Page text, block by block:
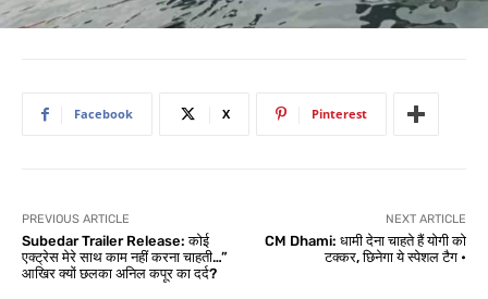
Facebook X Pinterest
PREVIOUS ARTICLE
Subedar Trailer Release: कोई
एक्ट्रेस मेरे साथ काम नहीं करना चाहती…”
आखिर क्यों छलका अनिल कपूर का दर्द?
NEXT ARTICLE
CM Dhami: धामी देना चाहते हैं योगी को
टक्कर, छिनेगा ये स्पेशल टैग •